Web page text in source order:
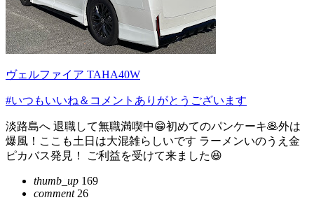
ヴェルファイア TAHA40W
#いつもいいね＆コメントありがとうございます
淡路島へ 退職して無職満喫中😁初めてのパンケーキ🥞外は
爆風！ここも土日は大混雑らしいです ラーメンいのうえ金
ピカバス発見！ ご利益を受けて来ました😆
thumb_up 169
comment26